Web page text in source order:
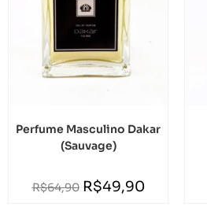
Perfume Masculino Dakar
(Sauvage)
R$64,90 R$49,90